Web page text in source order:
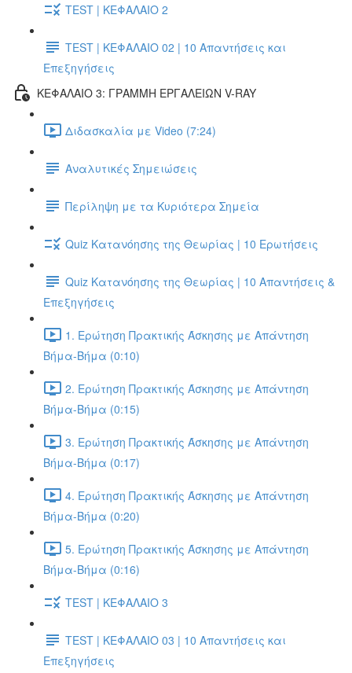
TEST | ΚΕΦΑΛΑΙΟ 2
TEST | ΚΕΦΑΛΑΙΟ 02 | 10 Απαντήσεις και
Επεξηγήσεις
ΚΕΦΑΛΑΙΟ 3: ΓΡΑΜΜΗ ΕΡΓΑΛΕΙΩΝ V-RAY
Διδασκαλία με Video (7:24)
Αναλυτικές Σημειώσεις
Περίληψη με τα Κυριότερα Σημεία
Quiz Κατανόησης της Θεωρίας | 10 Ερωτήσεις
Quiz Κατανόησης της Θεωρίας | 10 Απαντήσεις &
Επεξηγήσεις
1. Ερώτηση Πρακτικής Άσκησης με Απάντηση
Βήμα-Βήμα (0:10)
2. Ερώτηση Πρακτικής Άσκησης με Απάντηση
Βήμα-Βήμα (0:15)
3. Ερώτηση Πρακτικής Άσκησης με Απάντηση
Βήμα-Βήμα (0:17)
4. Ερώτηση Πρακτικής Άσκησης με Απάντηση
Βήμα-Βήμα (0:20)
5. Ερώτηση Πρακτικής Άσκησης με Απάντηση
Βήμα-Βήμα (0:16)
TEST | ΚΕΦΑΛΑΙΟ 3
TEST | ΚΕΦΑΛΑΙΟ 03 | 10 Απαντήσεις και
Επεξηγήσεις